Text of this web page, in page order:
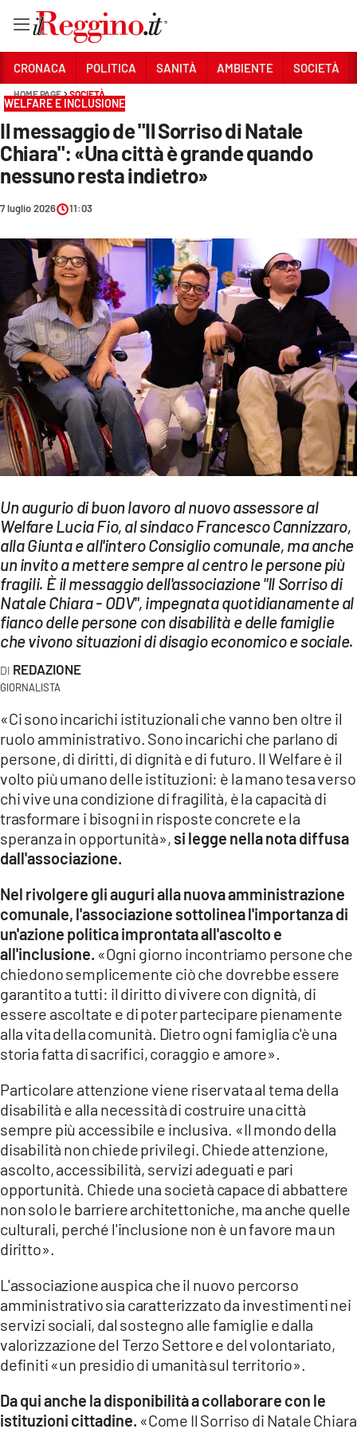
Sezioni
CRONACA
SANITÀ
AMBIENTE
SOCIETÀ
CULTURA
ECONOMIA E LAVORO
EVENTI
SPORT
Streaming
LAC NETWORK
LAC ONAIR
LaC
Network
LACPLAY.IT
LACTV.IT
LACITYMAG.IT
ILREGGINO.IT
COSENZACHANNEL.IT
ILVIBONESE.IT
LACAPITALENEWS.IT
App
ANDROID
APPLE
CRONACA POLITICA SANITÀ AMBIENTE SOCIETÀ
HOME PAGE SOCIETÀ
WELFARE E INCLUSIONE
Il messaggio de "Il Sorriso di Natale
Chiara": «Una città è grande quando
nessuno resta indietro»
7 luglio 2026 11:03
Un augurio di buon lavoro al nuovo assessore al
Welfare Lucia Fio, al sindaco Francesco Cannizzaro,
alla Giunta e all'intero Consiglio comunale, ma anche
un invito a mettere sempre al centro le persone più
fragili. È il messaggio dell'associazione "Il Sorriso di
Natale Chiara - ODV", impegnata quotidianamente al
fianco delle persone con disabilità e delle famiglie
che vivono situazioni di disagio economico e sociale.
REDAZIONE
GIORNALISTA
«Ci sono incarichi istituzionali che vanno ben oltre il
ruolo amministrativo. Sono incarichi che parlano di
persone, di diritti, di dignità e di futuro. Il Welfare è il
volto più umano delle istituzioni: è la mano tesa verso
chi vive una condizione di fragilità, è la capacità di
trasformare i bisogni in risposte concrete e la
speranza in opportunità», si legge nella nota diffusa
dall'associazione.
Nel rivolgere gli auguri alla nuova amministrazione
comunale, l'associazione sottolinea l'importanza di
un'azione politica improntata all'ascolto e
all'inclusione. «Ogni giorno incontriamo persone che
chiedono semplicemente ciò che dovrebbe essere
garantito a tutti: il diritto di vivere con dignità, di
essere ascoltate e di poter partecipare pienamente
alla vita della comunità. Dietro ogni famiglia c'è una
storia fatta di sacrifici, coraggio e amore».
Particolare attenzione viene riservata al tema della
disabilità e alla necessità di costruire una città
sempre più accessibile e inclusiva. «Il mondo della
disabilità non chiede privilegi. Chiede attenzione,
ascolto, accessibilità, servizi adeguati e pari
opportunità. Chiede una società capace di abbattere
non solo le barriere architettoniche, ma anche quelle
culturali, perché l'inclusione non è un favore ma un
diritto».
L'associazione auspica che il nuovo percorso
amministrativo sia caratterizzato da investimenti nei
servizi sociali, dal sostegno alle famiglie e dalla
valorizzazione del Terzo Settore e del volontariato,
definiti «un presidio di umanità sul territorio».
Da qui anche la disponibilità a collaborare con le
istituzioni cittadine. «Come Il Sorriso di Natale Chiara